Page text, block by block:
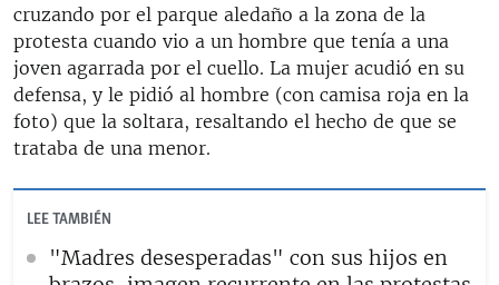
cruzando por el parque aledaño a la zona de la
protesta cuando vio a un hombre que tenía a una
joven agarrada por el cuello. La mujer acudió en su
defensa, y le pidió al hombre (con camisa roja en la
foto) que la soltara, resaltando el hecho de que se
trataba de una menor.
LEE TAMBIÉN
"Madres desesperadas" con sus hijos en